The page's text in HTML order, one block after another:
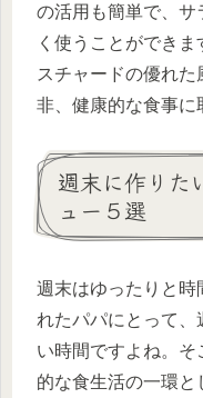
の活用も簡単で、サ
く使うことができ
スチャードの優れ
非、健康的な食事に
週末に作りた
ュー５選
週末はゆったりと時
れたパパにとって、
い時間ですよね。
的な食生活の一環